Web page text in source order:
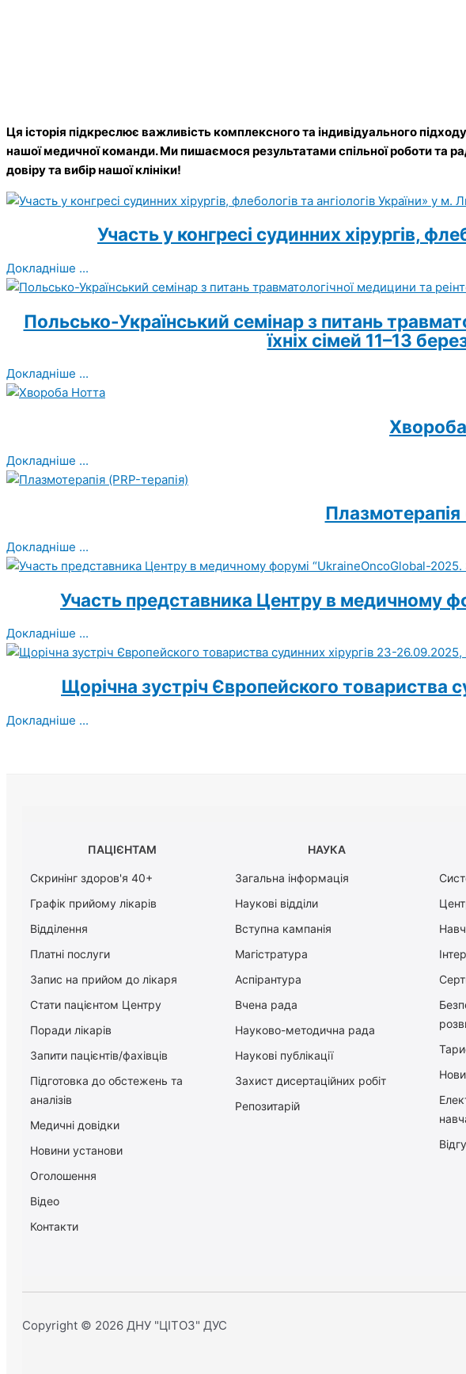
Ця історія підкреслює важливість комплексного та індивідуального
нашої медичної команди. Ми пишаємося результатами спільної роботи
довіру та вибір нашої клініки!
Участь у конгресі судинних хірургів,
Докладніше ...
Польсько-Український семінар з питань
їхніх сімей 11–13
Докладніше ...
Докладніше ...
Плазмотерапія
Докладніше ...
Участь представника Центру в медичному
Докладніше ...
Щорічна зустріч Європейского товариства
Докладніше ...
ПАЦІЄНТАМ
Скринінг здоров'я 40+
Графік прийому лікарів
Відділення
Платні послуги
Запис на прийом до лікаря
Стати пацієнтом Центру
Поради лікарів
Запити пацієнтів/фахівців
Підготовка до обстежень та
аналізів
Медичні довідки
Новини установи
Оголошення
Відео
Контакти
НАУКА
Загальна інформація
Наукові відділи
Вступна кампанія
Магістратура
Аспірантура
Вчена рада
Науково-методична рада
Наукові публікації
Захист дисертаційних робіт
Репозитарій
Copyright © 2026 ДНУ "ЦІТОЗ" ДУС